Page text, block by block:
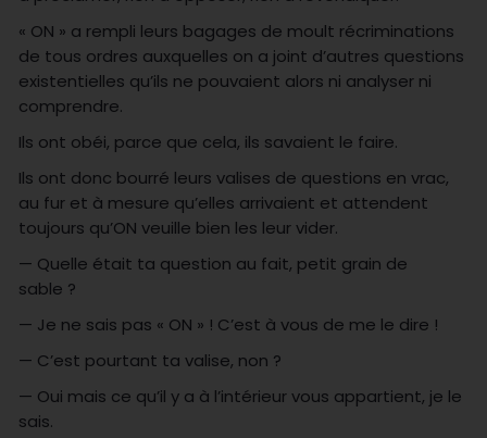
« ON » a rempli leurs bagages de moult récriminations
de tous ordres auxquelles on a joint d’autres questions
existentielles qu’ils ne pouvaient alors ni analyser ni
comprendre.
Ils ont obéi, parce que cela, ils savaient le faire.
Ils ont donc bourré leurs valises de questions en vrac,
au fur et à mesure qu’elles arrivaient et attendent
toujours qu’ON veuille bien les leur vider.
— Quelle était ta question au fait, petit grain de
sable ?
— Je ne sais pas « ON » ! C’est à vous de me le dire !
— C’est pourtant ta valise, non ?
— Oui mais ce qu’il y a à l’intérieur vous appartient, je le
sais.